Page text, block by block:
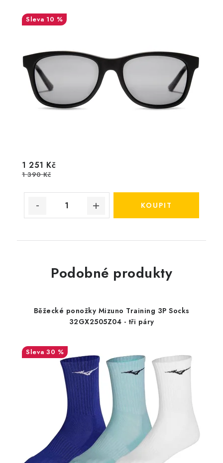
10 %
1 251 Kč
1 390 Kč
Podobné produkty
Běžecké ponožky Mizuno Training 3P Socks
32GX2505Z04 - tři páry
30 %